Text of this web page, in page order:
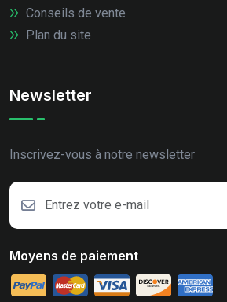
Conseils de vente
Plan du site
Newsletter
Inscrivez-vous à notre newsletter
Moyens de paiement